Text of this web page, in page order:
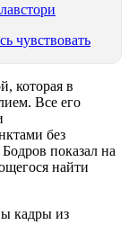
чувствовать
которая в
Все его
без
показал на
найти
кадры из